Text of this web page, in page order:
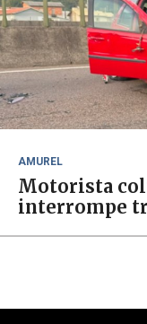
AMUREL
Motorista
interrompe